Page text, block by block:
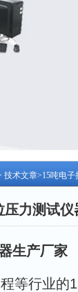
技术文章>15吨电子
压力测试
生产厂家
等行业的